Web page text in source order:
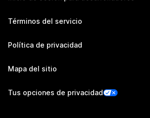
Términos del servicio
Política de privacidad
Mapa del sitio
Tus opciones de privacidad